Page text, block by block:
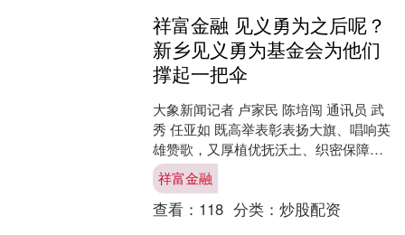
祥富金融 见义勇为之后呢？
新乡见义勇为基金会为他们
撑起一把伞
大象新闻记者 卢家民 陈培闯 通讯员 武
秀 任亚如 既高举表彰表扬大旗、唱响英
雄赞歌，又厚植优抚沃土、织密保障网
络，全力让英雄流血不流泪、光荣又荣
光。 作为全省....
祥富金融
查看： 118 分类： 炒股配资